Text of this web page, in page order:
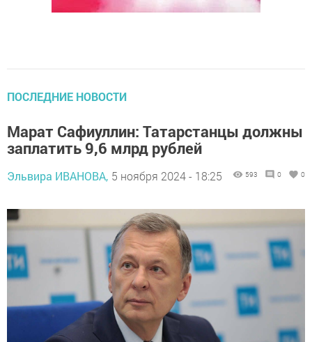
ПОСЛЕДНИЕ НОВОСТИ
Марат Сафиуллин: Татарстанцы должны
заплатить 9,6 млрд рублей
Эльвира ИВАНОВА, 5 ноября 2024 - 18:25 593 0 0